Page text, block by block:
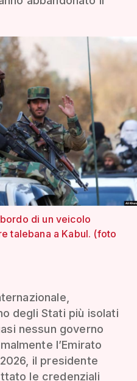
di un veicolo
talebana a Kabul. (foto
degli Stati più isolati
nessun governo
l’Emirato
il presidente
le credenziali